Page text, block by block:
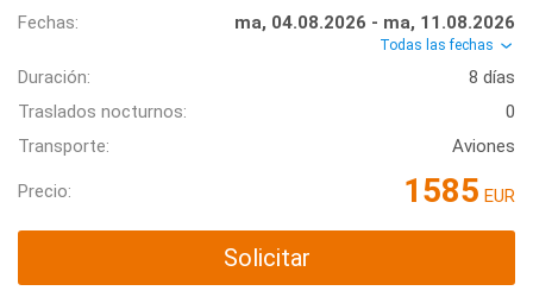
Fechas:
ma, 04.08.2026 - ma, 11.08.2026
Todas las fechas
Duración:
8 días
Traslados nocturnos:
0
Transporte:
Aviones
Precio: 1585 EUR
Solicitar